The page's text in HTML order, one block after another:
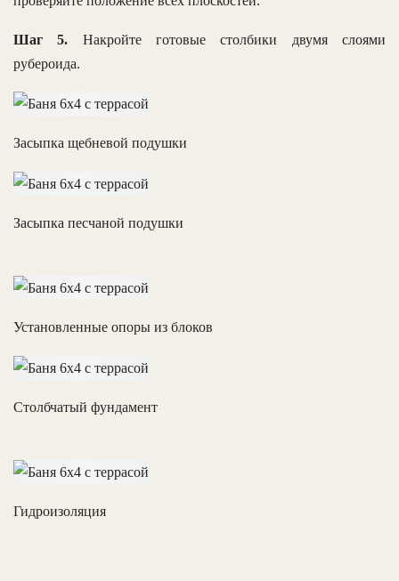
Шаг 5. Накройте готовые столбики двумя слоями
рубероида.
Засыпка щебневой подушки
Засыпка песчаной подушки
Установленные опоры из блоков
Столбчатый фундамент
Гидроизоляция